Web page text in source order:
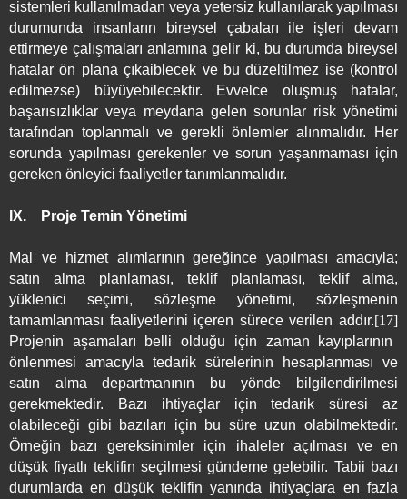
sistemleri kullanılmadan veya yetersiz kullanılarak yapılması
durumunda insanların bireysel çabaları ile işleri devam
ettirmeye çalışmaları anlamına gelir ki, bu durumda bireysel
hatalar ön plana çıkaiblecek ve bu düzeltilmez ise (kontrol
edilmezse) büyüyebilecektir. Evvelce oluşmuş hatalar,
başarısızlıklar veya meydana gelen sorunlar risk yönetimi
tarafından toplanmalı ve gerekli önlemler alınmalıdır. Her
sorunda yapılması gerekenler ve sorun yaşanmaması için
gereken önleyici faaliyetler tanımlanmalıdır.
IX. Proje Temin Yönetimi
Mal ve hizmet alımlarının gereğince yapılması amacıyla;
satın alma planlaması, teklif planlaması, teklif alma,
yüklenici seçimi, sözleşme yönetimi, sözleşmenin
tamamlanması faaliyetlerini içeren sürece verilen addır.[17]
Projenin aşamaları belli olduğu için zaman kayıplarının
önlenmesi amacıyla tedarik sürelerinin hesaplanması ve
satın alma departmanının bu yönde bilgilendirilmesi
gerekmektedir. Bazı ihtiyaçlar için tedarik süresi az
olabileceği gibi bazıları için bu süre uzun olabilmektedir.
Örneğin bazı gereksinimler için ihaleler açılması ve en
düşük fiyatlı teklifin seçilmesi gündeme gelebilir. Tabii bazı
durumlarda en düşük teklifin yanında ihtiyaçlara en fazla